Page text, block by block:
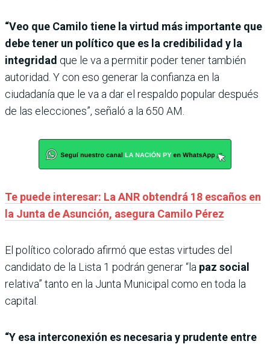
“Veo que Camilo tiene la virtud más importante que
debe tener un político que es la credibilidad y la
integridad que le va a permitir poder tener también
autoridad. Y con eso generar la confianza en la
ciudadanía que le va a dar el respaldo popular después
de las elecciones”, señaló a la 650 AM.
Te puede interesar: La ANR obtendrá 18 escaños en
la Junta de Asunción, asegura Camilo Pérez
El político colorado afirmó que estas virtudes del
candidato de la Lista 1 podrán generar “la paz social
relativa” tanto en la Junta Municipal como en toda la
capital.
“Y esa interconexión es necesaria y prudente entre